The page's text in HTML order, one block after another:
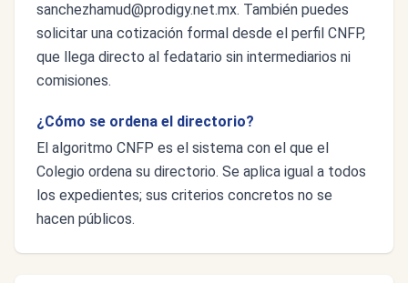
sanchezhamud@prodigy.net.mx. También puedes
solicitar una cotización formal desde el perfil CNFP,
que llega directo al fedatario sin intermediarios ni
comisiones.
¿Cómo se ordena el directorio?
El algoritmo CNFP es el sistema con el que el
Colegio ordena su directorio. Se aplica igual a todos
los expedientes; sus criterios concretos no se
hacen públicos.